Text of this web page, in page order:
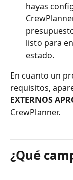
hayas
listo para
estado.
En cuanto un
requisitos,
EXTERNOS
CrewPlanner.
¿Qué